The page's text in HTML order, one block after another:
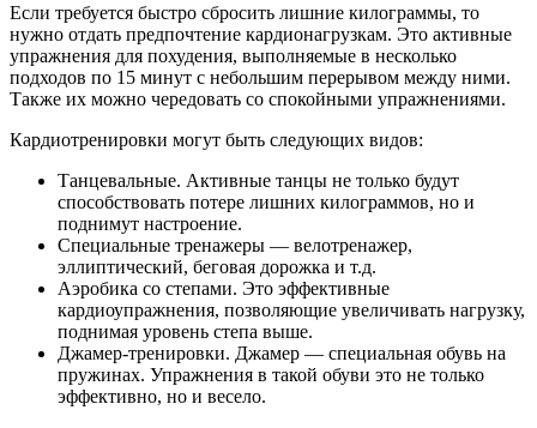
Если требуется быстро сбросить лишние килограммы, то
нужно отдать предпочтение кардионагрузкам. Это активные
упражнения для похудения, выполняемые в несколько
подходов по 15 минут с небольшим перерывом между ними.
Также их можно чередовать со спокойными упражнениями.
Кардиотренировки могут быть следующих видов:
Танцевальные. Активные танцы не только будут
способствовать потере лишних килограммов, но и
поднимут настроение.
Специальные тренажеры — велотренажер,
эллиптический, беговая дорожка и т.д.
Аэробика со степами. Это эффективные
кардиоупражнения, позволяющие увеличивать нагрузку,
поднимая уровень степа выше.
Джамер-тренировки. Джамер — специальная обувь на
пружинах. Упражнения в такой обуви это не только
эффективно, но и весело.